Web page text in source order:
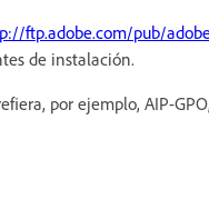
ftp.adobe.com/pub/
de instalación.
por ejemplo, AIP-